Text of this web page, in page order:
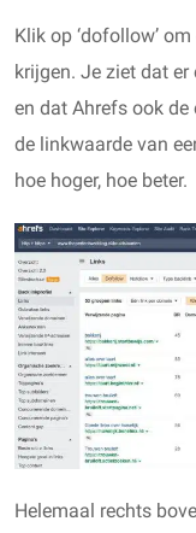
Klik op ‘dofollow’
krijgen. Je ziet dat er
en dat Ahrefs ook
de linkwaarde van
hoe hoger, hoe beter.
Helemaal rechts